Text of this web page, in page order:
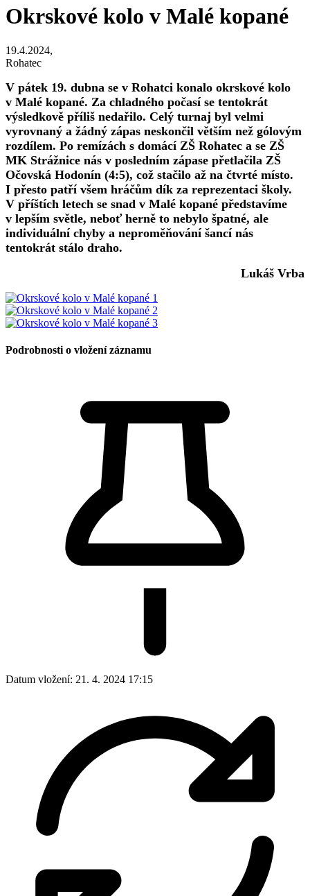
Okrskové kolo v Malé kopané
19.4.2024,
Rohatec
V pátek 19. dubna se v Rohatci konalo okrskové kolo
v Malé kopané. Za chladného počasí se tentokrát
výsledkově příliš nedařilo. Celý turnaj byl velmi
vyrovnaný a žádný zápas neskončil větším než gólovým
rozdílem. Po remízách s domácí ZŠ Rohatec a se ZŠ
MK Strážnice nás v posledním zápase přetlačila ZŠ
Očovská Hodonín (4:5), což stačilo až na čtvrté místo.
I přesto patří všem hráčům dík za reprezentaci školy.
V příštích letech se snad v Malé kopané představíme
v lepším světle, neboť herně to nebylo špatné, ale
individuální chyby a neproměňování šancí nás
tentokrát stálo draho.
Lukáš Vrba
Podrobnosti o vložení záznamu
Datum vložení: 21. 4. 2024 17:15